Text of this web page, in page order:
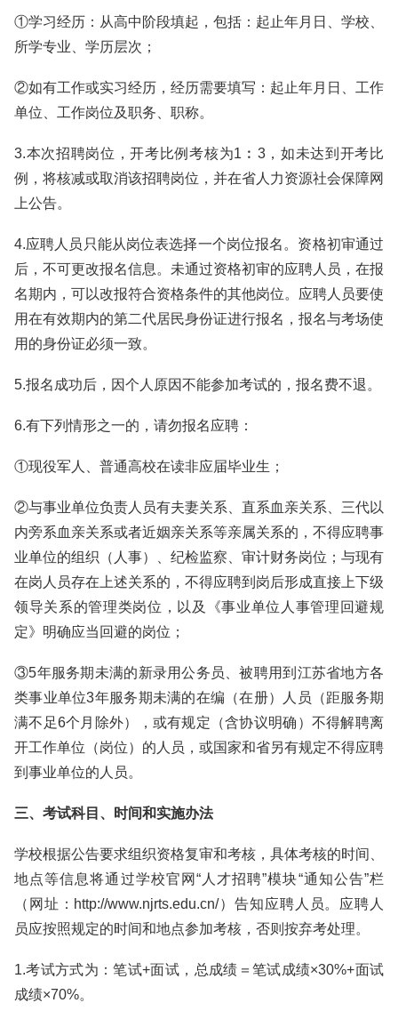
①学习经历：从高中阶段填起，包括：起止年月日、学校、
所学专业、学历层次；
②如有工作或实习经历，经历需要填写：起止年月日、工作
单位、工作岗位及职务、职称。
3.本次招聘岗位，开考比例考核为1︰3，如未达到开考比
例，将核减或取消该招聘岗位，并在省人力资源社会保障网
上公告。
4.应聘人员只能从岗位表选择一个岗位报名。资格初审通过
后，不可更改报名信息。未通过资格初审的应聘人员，在报
名期内，可以改报符合资格条件的其他岗位。应聘人员要使
用在有效期内的第二代居民身份证进行报名，报名与考场使
用的身份证必须一致。
5.报名成功后，因个人原因不能参加考试的，报名费不退。
6.有下列情形之一的，请勿报名应聘：
①现役军人、普通高校在读非应届毕业生；
②与事业单位负责人员有夫妻关系、直系血亲关系、三代以
内旁系血亲关系或者近姻亲关系等亲属关系的，不得应聘事
业单位的组织（人事）、纪检监察、审计财务岗位；与现有
在岗人员存在上述关系的，不得应聘到岗后形成直接上下级
领导关系的管理类岗位，以及《事业单位人事管理回避规
定》明确应当回避的岗位；
③5年服务期未满的新录用公务员、被聘用到江苏省地方各
类事业单位3年服务期未满的在编（在册）人员（距服务期
满不足6个月除外），或有规定（含协议明确）不得解聘离
开工作单位（岗位）的人员，或国家和省另有规定不得应聘
到事业单位的人员。
三、考试科目、时间和实施办法
学校根据公告要求组织资格复审和考核，具体考核的时间、
地点等信息将通过学校官网“人才招聘”模块“通知公告”栏
（网址：http://www.njrts.edu.cn/）告知应聘人员。应聘人
员应按照规定的时间和地点参加考核，否则按弃考处理。
1.考试方式为：笔试+面试，总成绩＝笔试成绩×30%+面试
成绩×70%。